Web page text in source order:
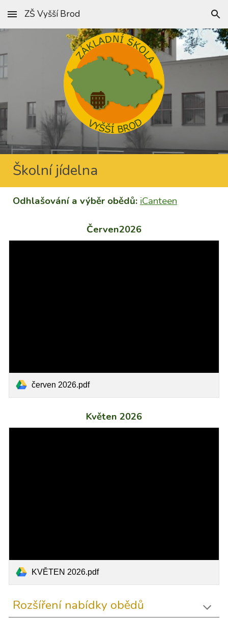
Skip to main content Skip to navigation
ZŠ Vyšší Brod
Školní jídelna
Odhlašování a výběr obědů: iCanteen
Červen2026
červen 2026.pdf
Květen 2026
KVĚTEN 2026.pdf
Rozšíření nabídky obědů